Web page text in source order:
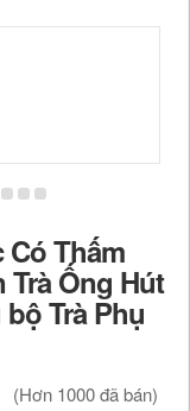
Có Thấm
Trà Ống Hút
Trà Phụ
(Hơn 1000 đã bán)